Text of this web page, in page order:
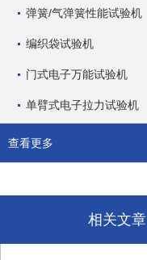
弹簧/气弹簧性能试验机
编织袋试验机
门式电子万能试验机
单臂式电子拉力试验机
查看更多
相关文章